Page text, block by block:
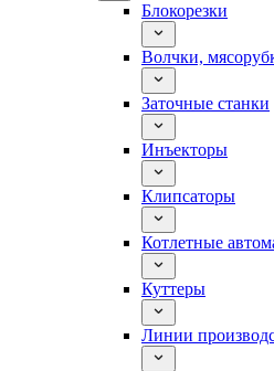
Блокорезки
Волчки,
Заточные станки
Инъекторы
Клипсаторы
Котлетные
Куттеры
Линии